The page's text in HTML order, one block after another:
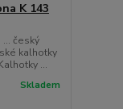
K 143
český
kalhotky
...
Skladem